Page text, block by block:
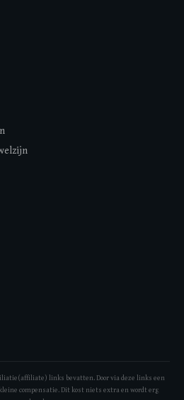
links bevatten. Door via deze links een
compensatie. Dit kost niets extra en wordt erg